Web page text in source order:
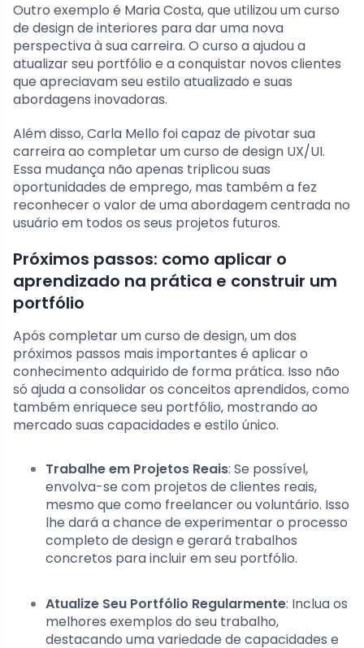
Outro exemplo é Maria Costa, que utilizou um curso
de design de interiores para dar uma nova
perspectiva à sua carreira. O curso a ajudou a
atualizar seu portfólio e a conquistar novos clientes
que apreciavam seu estilo atualizado e suas
abordagens inovadoras.
Além disso, Carla Mello foi capaz de pivotar sua
carreira ao completar um curso de design UX/UI.
Essa mudança não apenas triplicou suas
oportunidades de emprego, mas também a fez
reconhecer o valor de uma abordagem centrada no
usuário em todos os seus projetos futuros.
Próximos passos: como aplicar o
aprendizado na prática e construir um
portfólio
Após completar um curso de design, um dos
próximos passos mais importantes é aplicar o
conhecimento adquirido de forma prática. Isso não
só ajuda a consolidar os conceitos aprendidos, como
também enriquece seu portfólio, mostrando ao
mercado suas capacidades e estilo único.
Trabalhe em Projetos Reais: Se possível,
envolva-se com projetos de clientes reais,
mesmo que como freelancer ou voluntário. Isso
lhe dará a chance de experimentar o processo
completo de design e gerará trabalhos
concretos para incluir em seu portfólio.
Atualize Seu Portfólio Regularmente: Inclua os
melhores exemplos do seu trabalho,
destacando uma variedade de capacidades e